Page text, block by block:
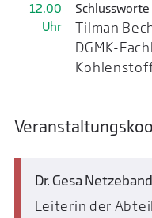
12.00
Uhr
Schlussworte
Tilman
DGMK-
Dr. Gesa Netzeband
Leiterin der